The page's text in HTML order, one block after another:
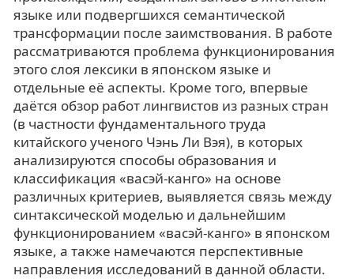
языке или подвергшихся семантической
трансформации после заимствования. В работе
рассматриваются проблема функционирования
этого слоя лексики в японском языке и
отдельные её аспекты. Кроме того, впервые
даётся обзор работ лингвистов из разных стран
(в частности фундаментального труда
китайского ученого Чэнь Ли Вэя), в которых
анализируются способы образования и
классификация «васэй-канго» на основе
различных критериев, выявляется связь между
синтаксической моделью и дальнейшим
функционированием «васэй-канго» в японском
языке, а также намечаются перспективные
направления исследований в данной области.